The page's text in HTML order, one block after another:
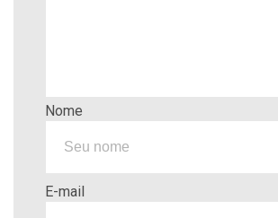
Nome
E-mail